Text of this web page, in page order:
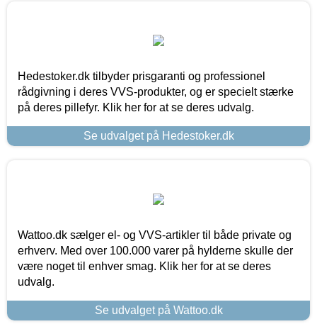
Hedestoker.dk tilbyder prisgaranti og professionel
rådgivning i deres VVS-produkter, og er specielt stærke
på deres pillefyr. Klik her for at se deres udvalg.
Se udvalget på Hedestoker.dk
Wattoo.dk sælger el- og VVS-artikler til både private og
erhverv. Med over 100.000 varer på hylderne skulle der
være noget til enhver smag. Klik her for at se deres
udvalg.
Se udvalget på Wattoo.dk